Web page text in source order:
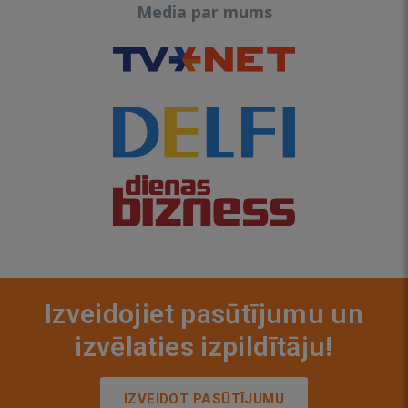
Media par mums
Izveidojiet pasūtījumu un
izvēlaties izpildītāju!
IZVEIDOT PASŪTĪJUMU